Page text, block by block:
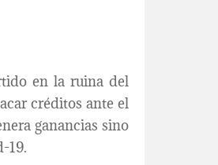
en la ruina del
créditos ante el
ganancias sino
19.